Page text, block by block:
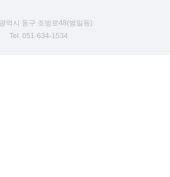
역시 동구 조방로48(범일동)
Tel. 051-634-1534